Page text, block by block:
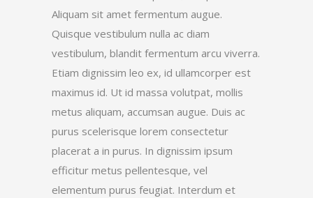
Aliquam sit amet fermentum augue.
Quisque vestibulum nulla ac diam
vestibulum, blandit fermentum arcu viverra.
Etiam dignissim leo ex, id ullamcorper est
maximus id. Ut id massa volutpat, mollis
metus aliquam, accumsan augue. Duis ac
purus scelerisque lorem consectetur
placerat a in purus. In dignissim ipsum
efficitur metus pellentesque, vel
elementum purus feugiat. Interdum et